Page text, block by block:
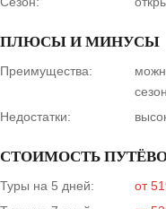
ПЛЮСЫ И МИНУСЫ
Преимущества:
Недостатки:
СТОИМОСТЬ
Туры на 5 дней:
от